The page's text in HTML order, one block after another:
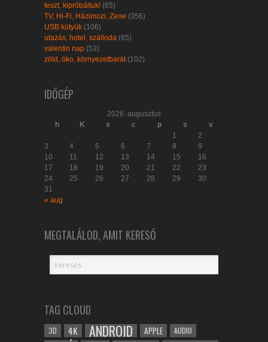
teszt, kipróbáltuk! (65)
TV, Hi-Fi, Házimozi, Zene (356)
USB kütyük (106)
utazás, hotel, szálloda (65)
valentin nap (53)
zöld, öko, környezetbarát(102)
IDŐGÉP
2026. augusztus
h
K s c p s
v
1
2
3
4 5 6 7 8
9
10
11 12 13 14 15
16
17
18 19 20 21 22
23
24
25 26 27 28 29
30
31
« aug
MEGTALÁLOD, AMIT KERESŐ
TAG CLOUD
3D 4K ANDROID APPLE AUDIO